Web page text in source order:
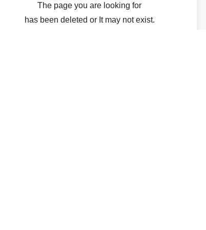
The page you are looking for
has been deleted or It may not exist.